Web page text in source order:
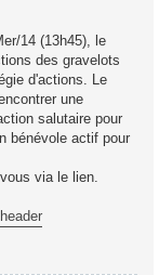
14 (13h45), le
des gravelots
d'actions. Le
une
salutaire pour
bénévole actif pour
via le lien.